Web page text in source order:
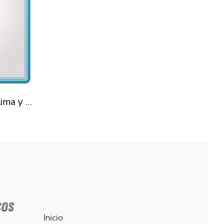
Lactato de Calcio > venta en Lima y todo el Perú
Inicio